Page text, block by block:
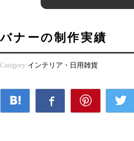
バナーの制作実績
Category:インテリア・日用雑貨